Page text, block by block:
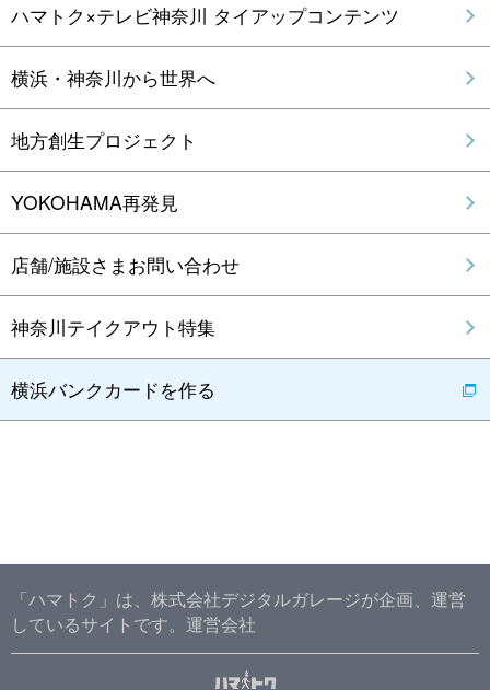
ハマトク×テレビ神奈川 タイアップコンテンツ
横浜・神奈川から世界へ
地方創生プロジェクト
YOKOHAMA再発見
店舗/施設さまお問い合わせ
神奈川テイクアウト特集
横浜バンクカードを作る
「ハマトク」は、株式会社デジタルガレージが企画、運営
しているサイトです。 運営会社